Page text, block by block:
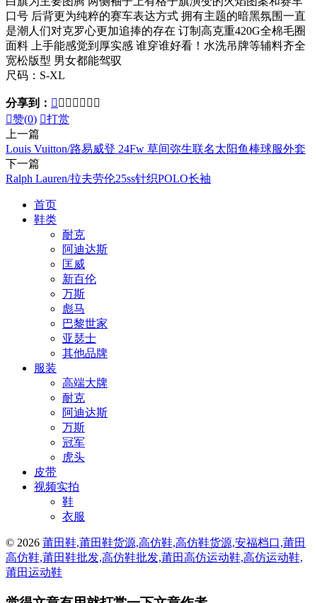
口号 后背更为纯粹的赛车表达方式 拥有主题的暗黑氛围一直
是潮人们对克罗心更加追捧的存在 订制高克重420G全棉毛圈
面料 上手能感觉到厚实感 谁穿谁好看！水洗吊牌等辅料齐全
宽松版型 男女都能驾驭
尺码：S-XL
分享到：       
赞(0) 打赏
上一篇
Louis Vuitton/路易威登 24Fw 草间弥生联名太阳鱼棒球服外套
下一篇
Ralph Lauren/拉夫劳伦25ss针织POLO长袖
首页
鞋类
耐克
阿迪达斯
匡威
新百伦
万斯
彪马
巴黎世家
亚瑟士
其他品牌
服装
高端大牌
耐克
阿迪达斯
万斯
冠军
虎头
皮带
视频实拍
鞋
衣服
© 2026 莆田鞋,莆田鞋货源,高仿鞋,高仿鞋货源,安福档口,莆田
高仿鞋,莆田鞋批发,高仿鞋批发,莆田高仿运动鞋,高仿运动鞋,
莆田运动鞋